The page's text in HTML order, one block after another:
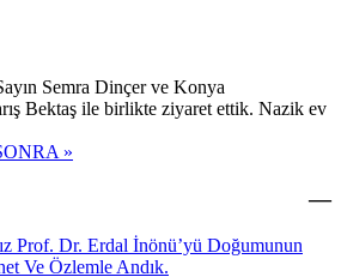
Semra Dinçer ve Konya
Bektaş ile birlikte ziyaret ettik. Nazik ev
»
—